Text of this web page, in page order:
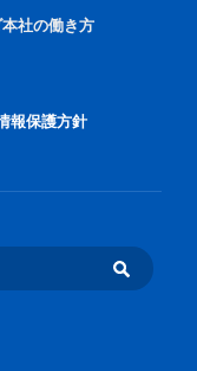
社の働き方
報保護方針